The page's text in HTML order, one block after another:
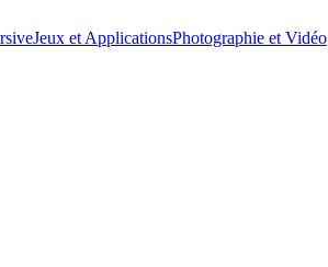
Jeux et ApplicationsPhotographie et Vidéo